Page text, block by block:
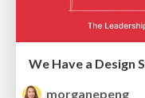
We Have a Design
morganepeng